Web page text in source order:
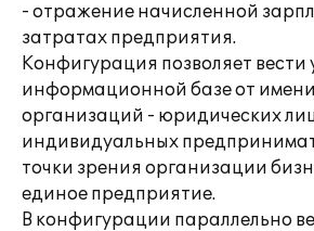
- отражение начисленной
затратах предприятия.
Конфигурация позволяет вести
информационной базе от
организаций - юридических
индивидуальных
точки зрения организации
единое предприятие.
В конфигурации параллельно